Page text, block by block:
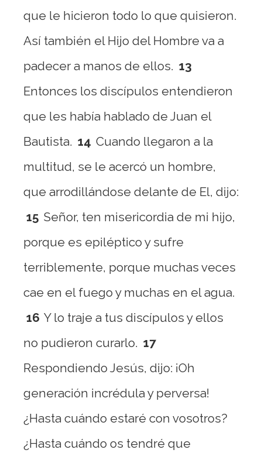
que le hicieron todo lo que quisieron.
Así también el Hijo del Hombre va a
padecer a manos de ellos. 13
Entonces los discípulos entendieron
que les había hablado de Juan el
Bautista. 14 Cuando llegaron a la
multitud, se le acercó un hombre,
que arrodillándose delante de El, dijo:
15 Señor, ten misericordia de mi hijo,
porque es epiléptico y sufre
terriblemente, porque muchas veces
cae en el fuego y muchas en el agua.
16 Y lo traje a tus discípulos y ellos
no pudieron curarlo. 17
Respondiendo Jesús, dijo: ¡Oh
generación incrédula y perversa!
¿Hasta cuándo estaré con vosotros?
¿Hasta cuándo os tendré que